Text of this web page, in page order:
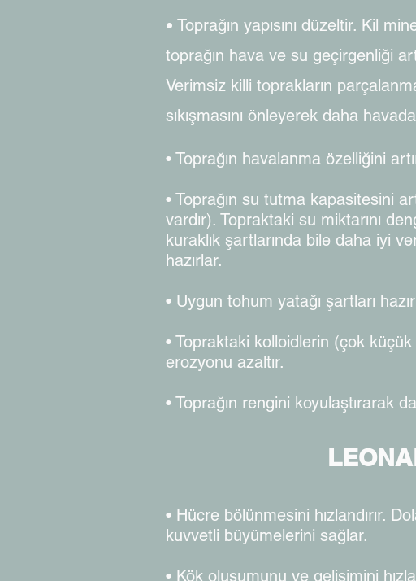
• Toprağın yapısını düzeltir. Kil
toprağın hava ve su geçirgenliği
Verimsiz killi toprakların
sıkışmasını önleyerek daha
• Toprağın havalanma özelliğini
• Toprağın su tutma kapasitesini
vardır). Topraktaki su miktarını
kuraklık şartlarında bile daha iyi
hazırlar.
• Uygun tohum yatağı şartları
• Topraktaki kolloidlerin (çok küçük
erozyonu azaltır.
• Toprağın rengini koyulaştırarak
• Hücre bölünmesini hızlandırır.
kuvvetli büyümelerini sağlar.
• Kök oluşumunu ve gelişimini